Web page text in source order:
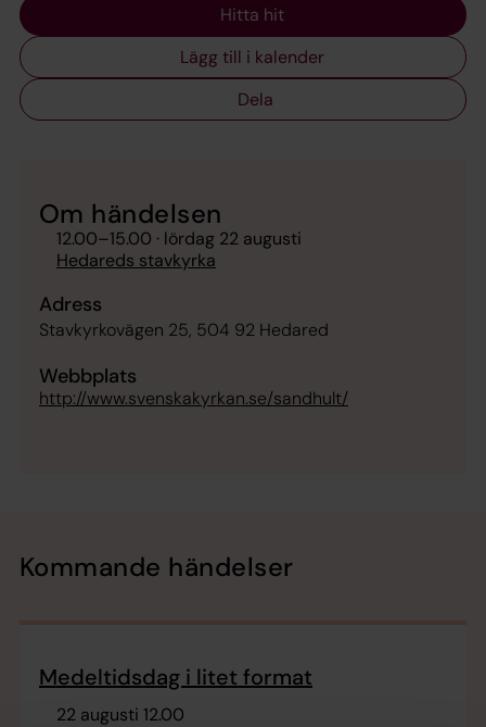
Hitta hit
Lägg till i kalender
Dela
Om händelsen
12.00–15.00 · lördag 22 augusti
Hedareds stavkyrka
Adress
Stavkyrkovägen 25, 504 92 Hedared
Webbplats
http://www.svenskakyrkan.se/sandhult/
Kommande händelser
Medeltidsdag i litet format
22 augusti 12.00